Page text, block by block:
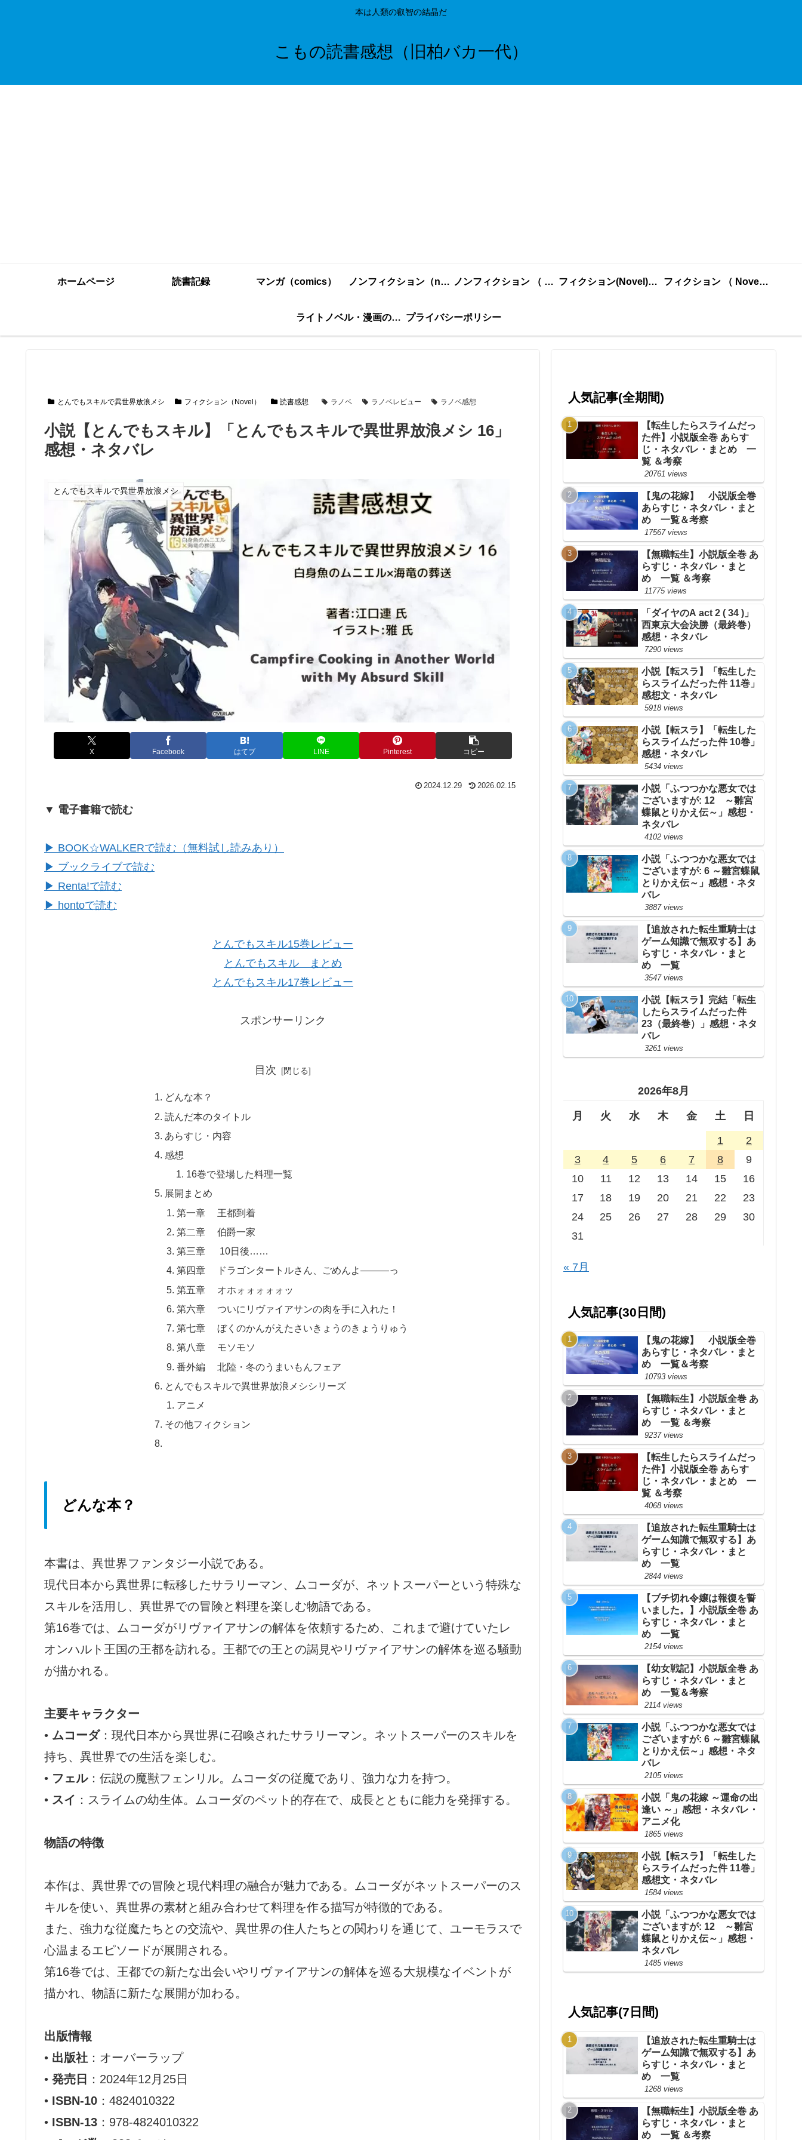
本は人類の叡智の結晶だ
こもの読書感想（旧柏バカ一代）
ホームページ 読書記録 マンガ（comics） ノンフィクション（nonfiction）更新順 ノンフィクション （ nonfiction ） あいうえお順 フィクション(Novel)更新順 フィクション （ Novel ） あいうえお順
ライトノベル・漫画の感想・ネタバレまとめ｜こもの読書感想 プライバシーポリシー
とんでもスキルで異世界放浪メシ フィクション（Novel） 読書感想 ラノベ ラノベレビュー ラノベ感想
小説【とんでもスキル】「とんでもスキルで異世界放浪メシ 16」
感想・ネタバレ
とんでもスキルで異世界放浪メシ
X Facebook はてブ LINE Pinterest コピー
2024.12.29 2026.02.15
▼ 電子書籍で読む
▶ BOOK☆WALKERで読む（無料試し読みあり）
▶ ブックライブで読む
▶ Renta!で読む
▶ hontoで読む
とんでもスキル15巻レビュー
とんでもスキル まとめ
とんでもスキル17巻レビュー
スポンサーリンク
目次
どんな本？
読んだ本のタイトル
あらすじ・内容
感想
16巻で登場した料理一覧
展開まとめ
第一章 王都到着
第二章 伯爵一家
第三章 10日後……
第四章 ドラゴンタートルさん、ごめんよ―――っ
第五章 オホォォォォォッ
第六章 ついにリヴァイアサンの肉を手に入れた！
第七章 ぼくのかんがえたさいきょうのきょうりゅう
第八章 モソモソ
番外編 北陸・冬のうまいもんフェア
とんでもスキルで異世界放浪メシシリーズ
アニメ
その他フィクション
どんな本？
本書は、異世界ファンタジー小説である。
現代日本から異世界に転移したサラリーマン、ムコーダが、ネットスーパーという特殊な
スキルを活用し、異世界での冒険と料理を楽しむ物語である。
第16巻では、ムコーダがリヴァイアサンの解体を依頼するため、これまで避けていたレ
オンハルト王国の王都を訪れる。王都での王との謁見やリヴァイアサンの解体を巡る騒動
が描かれる。
主要キャラクター
• ムコーダ：現代日本から異世界に召喚されたサラリーマン。ネットスーパーのスキルを
持ち、異世界での生活を楽しむ。
• フェル：伝説の魔獣フェンリル。ムコーダの従魔であり、強力な力を持つ。
• スイ ：スライムの幼生体。ムコーダのペット的存在で、成長とともに能力を発揮する。
物語の特徴
本作は、異世界での冒険と現代料理の融合が魅力である。ムコーダがネットスーパーのス
キルを使い、異世界の素材と組み合わせて料理を作る描写が特徴的である。
また、強力な従魔たちとの交流や、異世界の住人たちとの関わりを通じて、ユーモラスで
心温まるエピソードが展開される。
第16巻では、王都での新たな出会いやリヴァイアサンの解体を巡る大規模なイベントが
描かれ、物語に新たな展開が加わる。
出版情報
• 出版社 ：オーバーラップ
• 発売日
：2024年12月25日
• ISBN-10 ：4824010322
• ISBN-13 ：978-4824010322
人気記事(全期間)
【転生したらスライムだっ
た件】小説版全巻 あらす
じ・ネタバレ・まとめ 一
覧 ＆考察
20761 views
【鬼の花嫁】 小説版全巻
あらすじ・ネタバレ・まと
め 一覧＆考察
17567 views
【無職転生】小説版全巻 あ
らすじ・ネタバレ・まと
め 一覧 ＆考察
11775 views
「ダイヤのA act 2 ( 34 )」
西東京大会決勝（最終巻）
感想・ネタバレ
7290 views
小説【転スラ】「転生した
らスライムだった件 11巻」
感想文・ネタバレ
5918 views
小説【転スラ】「転生した
らスライムだった件 10巻」
感想・ネタバレ
5434 views
小説「ふつつかな悪女では
ございますが: 12 ～雛宮
蝶鼠とりかえ伝～」感想・
ネタバレ
4102 views
小説「ふつつかな悪女では
ございますが: 6 ～雛宮蝶鼠
とりかえ伝～」感想・ネタ
バレ
3887 views
【追放された転生重騎士は
ゲーム知識で無双する】あ
らすじ・ネタバレ・まと
め 一覧
3547 views
小説【転スラ】完結「転生
したらスライムだった件
23（最終巻）」感想・ネタ
バレ
3261 views
2026年8月
月 火 水 木 金 土 日
1
2
3
4 5 6 7 8
9
10
11 12 13 14 15
16
17
18 19 20 21 22
23
24
25 26 27 28 29
30
31
« 7月
人気記事(30日間)
【鬼の花嫁】 小説版全巻
あらすじ・ネタバレ・まと
め 一覧＆考察
10793 views
【無職転生】小説版全巻 あ
らすじ・ネタバレ・まと
め 一覧 ＆考察
9237 views
【転生したらスライムだっ
た件】小説版全巻 あらす
じ・ネタバレ・まとめ 一
覧 ＆考察
4068 views
【追放された転生重騎士は
ゲーム知識で無双する】あ
らすじ・ネタバレ・まと
め 一覧
2844 views
【ブチ切れ令嬢は報復を誓
いました。】小説版全巻 あ
らすじ・ネタバレ・まと
め 一覧
2154 views
【幼女戦記】小説版全巻 あ
らすじ・ネタバレ・まと
め 一覧＆考察
2114 views
小説「ふつつかな悪女では
ございますが: 6 ～雛宮蝶鼠
とりかえ伝～」感想・ネタ
バレ
2105 views
小説「鬼の花嫁 ～運命の出
逢い ～」感想・ネタバレ・
アニメ化
1865 views
小説【転スラ】「転生した
らスライムだった件 11巻」
感想文・ネタバレ
1584 views
小説「ふつつかな悪女では
ございますが: 12 ～雛宮
蝶鼠とりかえ伝～」感想・
ネタバレ
1485 views
人気記事(7日間)
【追放された転生重騎士は
ゲーム知識で無双する】あ
らすじ・ネタバレ・まと
め 一覧
1268 views
【無職転生】小説版全巻 あ
らすじ・ネタバレ・まと
め 一覧 ＆考察